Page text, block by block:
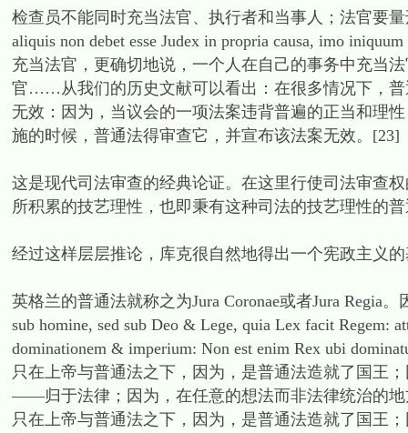
检查员不能同时充当法官、执行者和当事人；法官要
aliquis non debet esse Judex in propria causa, imo
充当法官，更确切地说，一个人在自己的事务中充当
官……从我们的历史文献可以看出：在很多情况下，普
无效：因为，当议会的一项法案违背普遍的正当和理
施的时候，普通法得审查它，并宣布该法案无效。[23]
这是现代司法审查的经典论证。在这里行使司法审查
所积累的技艺理性，也即秉有这种司法的技艺理性的
经过这样层层推论，库克很自然地得出一个宪政主义
英格兰的普通法就称之为Jura Coronae或者Jura Regia。
sub homine, sed sub Deo & Lege, quia Lex facit Regem:
dominationem & imperium: Non est enim Rex ubi
只在上帝与普通法之下，因为，是普通法造就了国
——归于法律；因为，在任意的想法而非法律统治的
只在上帝与普通法之下，因为，是普通法造就了国王